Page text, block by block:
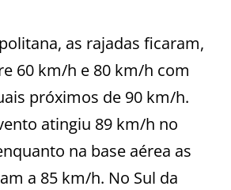
as rajadas ficaram,
60 km/h e 80 km/h com
próximos de 90 km/h.
atingiu 89 km/h no
na base aérea as
a 85 km/h. No Sul da